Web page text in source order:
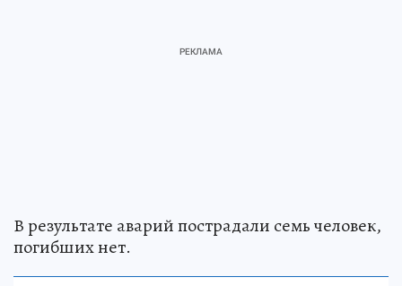
В результате аварий пострадали семь человек,
погибших нет.